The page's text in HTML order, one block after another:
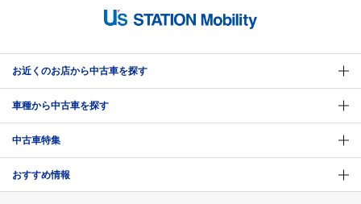
お近くのお店から中古車を探す
車種から中古車を探す
中古車特集
おすすめ情報